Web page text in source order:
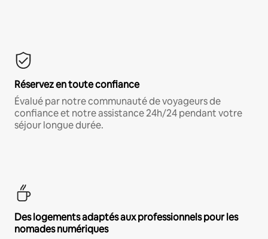
Réservez en toute confiance
Évalué par notre communauté de voyageurs de
confiance et notre assistance 24h/24 pendant votre
séjour longue durée.
Des logements adaptés aux professionnels pour les
nomades numériques